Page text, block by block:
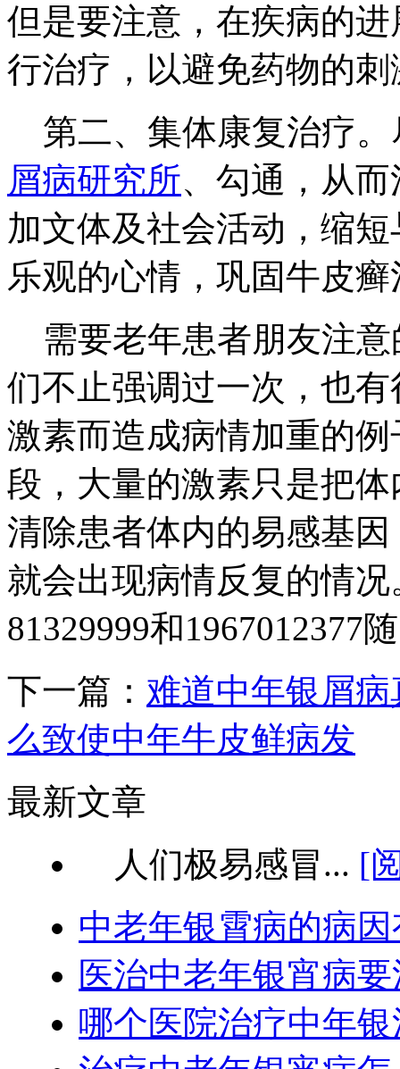
但是要注意，在疾病的
行治疗，以避免药物的
第二、集体康复治疗。
屑病研究所、勾通，从
加文体及社会活动，缩
乐观的心情，巩固牛皮
需要老年患者朋友注意
们不止强调过一次，也
激素而造成病情加重的
段，大量的激素只是把
清除患者体内的易感基
就会出现病情反复的情
81329999和1967012377
下一篇： 难道中年银屑
么致使中年牛皮鲜病发
最新文章
人们极易感冒... [
中老年银霄病的病
医治中老年银宵病
哪个医院治疗中年